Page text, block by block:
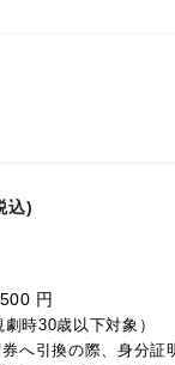
込)
円
時30歳以下対象）
券へ引換の際、身分証